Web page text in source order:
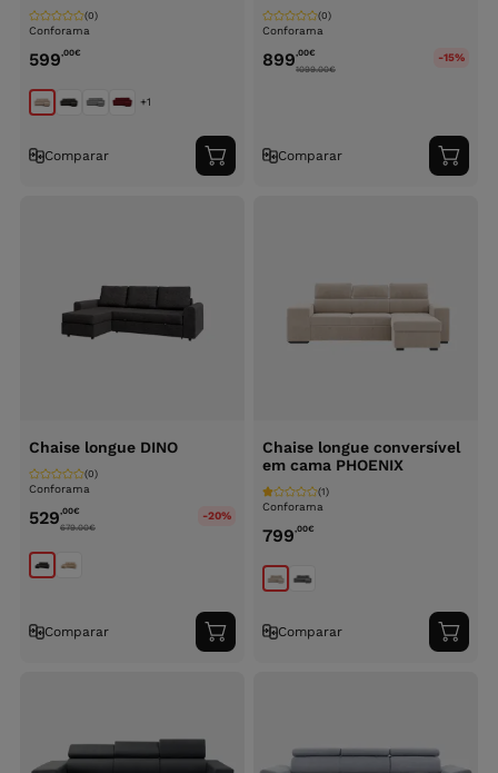
Conforama
(0)
599,00€
+1
Comparar
Adicionar
ao
Conforama
(0)
899,00€
1099.00€
-15%
Comparar
ao
Chaise longue DINO
Conforama
(0)
529,00€
679.00€
-20%
Comparar
Adicionar
ao
Chaise longue conversível
em cama PHOENIX
Conforama
(1)
799,00€
Comparar
ao